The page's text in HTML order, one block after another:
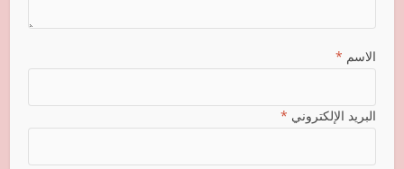
الاسم *
البريد الإلكتروني *